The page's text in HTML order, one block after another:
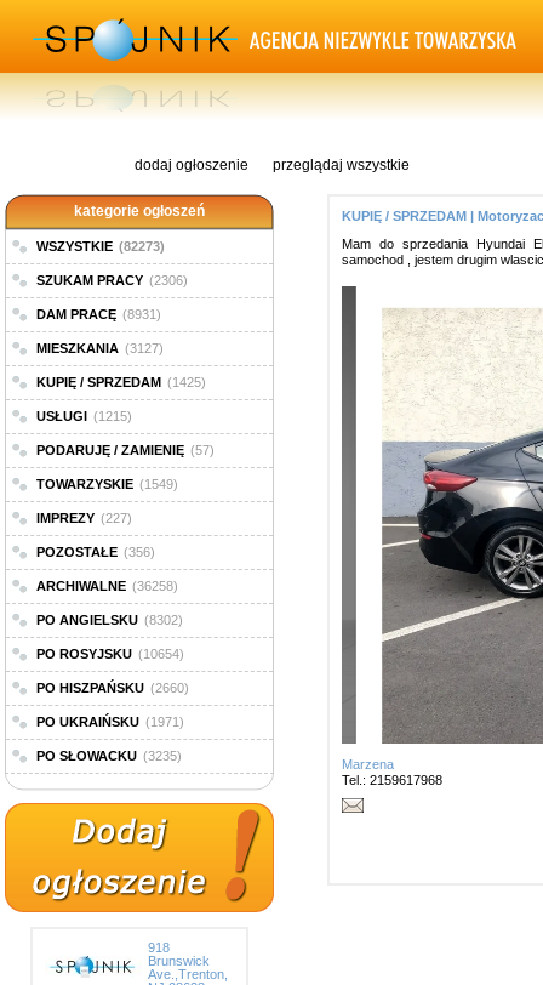
dodaj ogłoszenie przeglądaj wszystkie
kategorie ogłoszeń
WSZYSTKIE (82273)
SZUKAM PRACY (2306)
DAM PRACĘ (8931)
MIESZKANIA (3127)
KUPIĘ / SPRZEDAM (1425)
USŁUGI (1215)
PODARUJĘ / ZAMIENIĘ (57)
TOWARZYSKIE (1549)
IMPREZY (227)
POZOSTAŁE (356)
ARCHIWALNE (36258)
PO ANGIELSKU (8302)
PO ROSYJSKU (10654)
PO HISZPAŃSKU (2660)
PO UKRAIŃSKU (1971)
PO SŁOWACKU (3235)
918
Brunswick
Ave.,Trenton,
KUPIĘ / SPRZEDAM |
Mam do sprzedania Hyundai
samochod , jestem drugim
Marzena
Tel.: 2159617968